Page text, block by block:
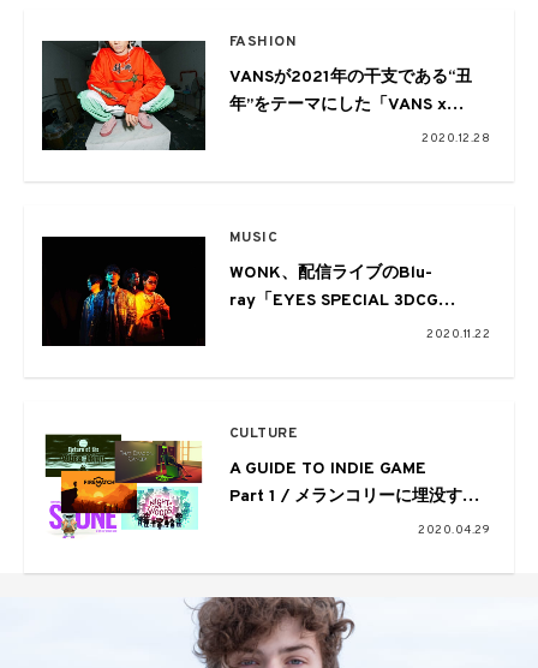
FASHION
VANSが2021年の干支である“丑
年”をテーマにした「VANS x
THEY ARE」THE YEAR OF OXコ
2020.12.28
MUSIC
WONK、配信ライブのBlu-
ray「EYES SPECIAL 3DCG
LIVE」のジャケットを公開。全国
2020.11.22
CULTURE
A GUIDE TO INDIE GAME
Part 1 / メランコリーに埋没する
2020.04.29